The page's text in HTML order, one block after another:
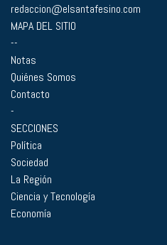
redaccion@elsantafesino.com
MAPA DEL SITIO
--
Notas
Quiénes Somos
Contacto
-
SECCIONES
Política
Sociedad
La Región
Ciencia y Tecnología
Economía